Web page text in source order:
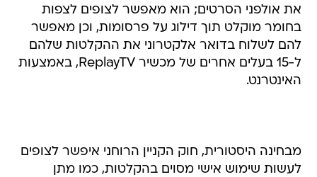
את אולפני הסרטים; הוא מאפשר לצופים לצפות
בחומר מוקלט תוך דילוג על פרסומות, וכן מאפשר
להם לשלוח בדואר אלקטרוני את ההקלטות שלהם
ל-15 בעלים אחרים של מכשיר ReplayTV, באמצעות
האינטרנט.
מבחינה היסטורית, חוק הקניין הרוחני איפשר לצופים
לעשות שימוש אישי מסוים בהקלטות, כמו מתן